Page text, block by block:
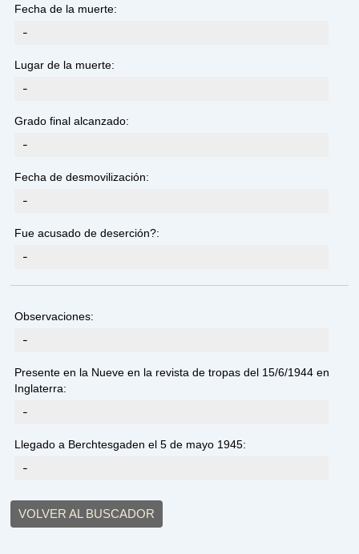
Fecha de la muerte:
-
Lugar de la muerte:
-
Grado final alcanzado:
-
Fecha de desmovilización:
-
Fue acusado de deserción?:
-
Observaciones:
-
Presente en la Nueve en la revista de tropas del 15/6/1944 en
Inglaterra:
-
Llegado a Berchtesgaden el 5 de mayo 1945:
-
VOLVER AL BUSCADOR